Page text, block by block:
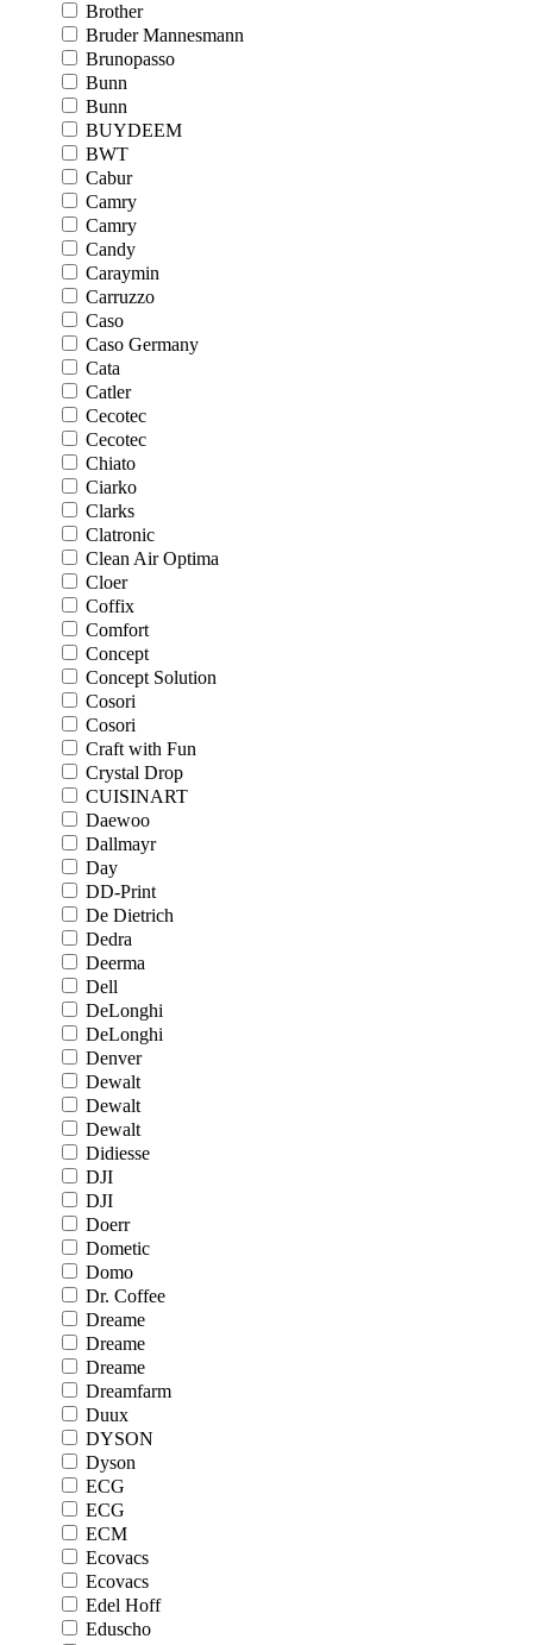
Brother
Bruder Mannesmann
Brunopasso
Bunn
Bunn
BUYDEEM
BWT
Cabur
Camry
Camry
Candy
Caraymin
Carruzzo
Caso
Caso Germany
Cata
Catler
Cecotec
Cecotec
Chiato
Ciarko
Clarks
Clatronic
Clean Air Optima
Cloer
Coffix
Comfort
Concept
Concept Solution
Cosori
Cosori
Craft with Fun
Crystal Drop
CUISINART
Daewoo
Dallmayr
Day
DD-Print
De Dietrich
Dedra
Deerma
Dell
DeLonghi
DeLonghi
Denver
Dewalt
Dewalt
Dewalt
Didiesse
DJI
DJI
Doerr
Dometic
Domo
Dr. Coffee
Dreame
Dreame
Dreame
Dreamfarm
Duux
DYSON
Dyson
ECG
ECG
ECM
Ecovacs
Ecovacs
Edel Hoff
Eduscho